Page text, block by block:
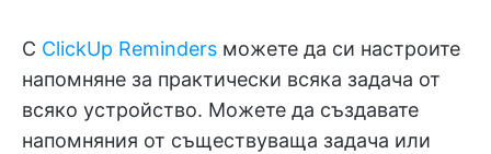
С ClickUp Reminders можете да си настроите
напомняне за практически всяка задача от
всяко устройство. Можете да създавате
напомняния от съществуваща задача или